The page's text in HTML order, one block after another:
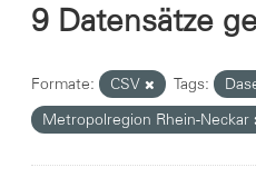
9 Datensätze
Formate: CSV Tags:
Metropolregion Rhein-Neckar